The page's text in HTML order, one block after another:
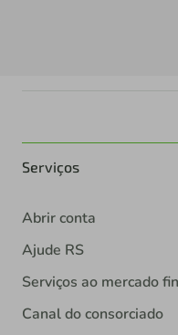
Serviços
Abrir conta
Ajude RS
Serviços ao mercado
Canal do consorciado